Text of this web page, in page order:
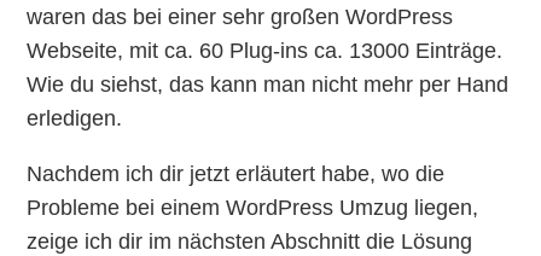
waren das bei einer sehr großen WordPress
Webseite, mit ca. 60 Plug-ins ca. 13000 Einträge.
Wie du siehst, das kann man nicht mehr per Hand
erledigen.
Nachdem ich dir jetzt erläutert habe, wo die
Probleme bei einem WordPress Umzug liegen,
zeige ich dir im nächsten Abschnitt die Lösung